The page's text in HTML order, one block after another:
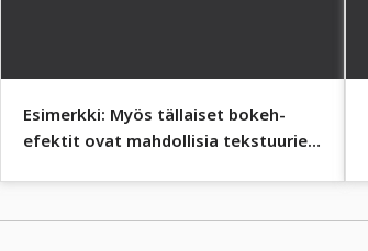
Esimerkki: Myös tällaiset bokeh-
efektit ovat mahdollisia tekstuurien